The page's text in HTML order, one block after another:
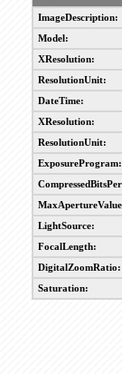
ImageDescription:
Model:
XResolution:
ResolutionUnit:
DateTime:
XResolution:
ResolutionUnit:
ExposureProgram:
LightSource:
FocalLength:
DigitalZoomRatio:
Saturation: